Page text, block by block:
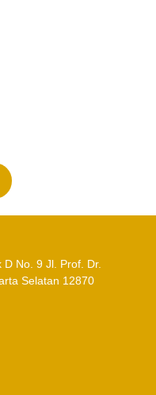
D No. 9 Jl. Prof. Dr.
Selatan 12870